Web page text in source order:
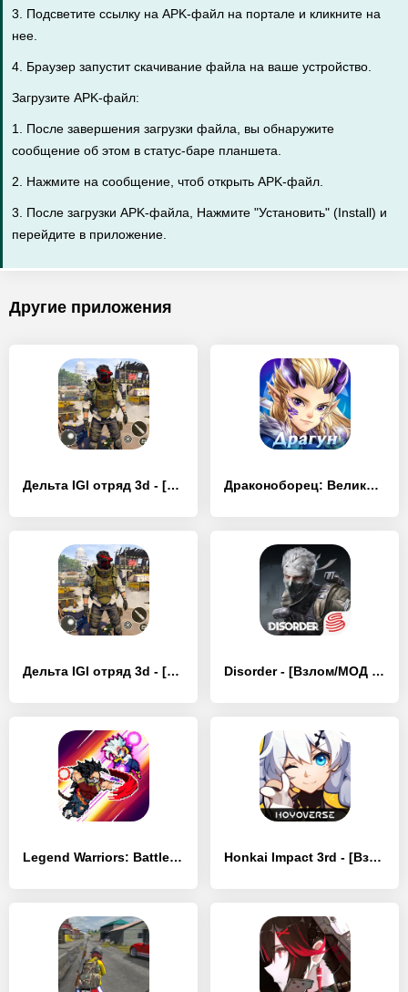
3. Подсветите ссылку на APK-файл на портале и кликните на
нее.
4. Браузер запустит скачивание файла на ваше устройство.
Загрузите APK-файл:
1. После завершения загрузки файла, вы обнаружите
сообщение об этом в статус-баре планшета.
2. Нажмите на сообщение, чтоб открыть APK-файл.
3. После загрузки APK-файла, Нажмите "Установить" (Install) и
перейдите в приложение.
Другие приложения
Дельта IGI отряд 3d - [Взлом/МОД Unlocked] Драконоборец: Великий охотник - [Взлом/МОД Много денег]
Дельта IGI отряд 3d - [Взлом/МОД Все открыто] Disorder - [Взлом/МОД Много денег]
Legend Warriors: Battle of God - [Взлом/МОД Unlocked] Honkai Impact 3rd - [Взлом/МОД Бесконечные деньги]